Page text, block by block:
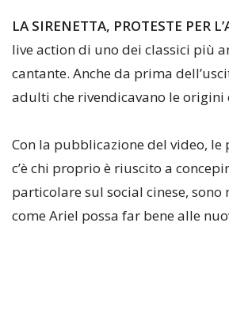
LA SIRENETTA, PROTESTE PER
live action di uno dei classici più
cantante. Anche da prima
adulti che rivendicavano le origini
Con la pubblicazione del video,
c’è chi proprio è riuscito a
particolare sul social cinese,
come Ariel possa far bene alle